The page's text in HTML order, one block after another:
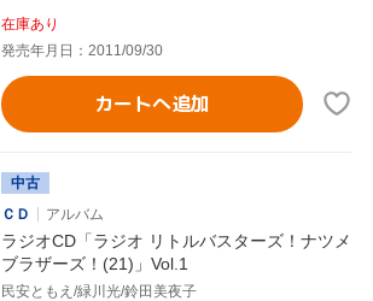
在庫あり
発売年月日：2011/09/30
カートへ追加
中古
ＣＤ
アルバム
ラジオCD「ラジオ リトルバスターズ！ナツメ
ブラザーズ！(21)」Vol.1
民安ともえ/緑川光/鈴田美夜子